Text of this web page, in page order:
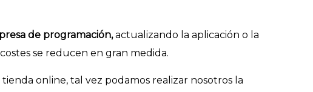
de programación,actualizando la aplicación o la
se reducen en gran medida.
online, tal vez podamos realizar nosotros la